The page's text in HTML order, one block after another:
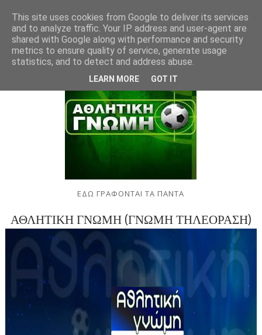
ΕΔΩ ΓΡΑΦΟΝΤΑΙ ΤΑ ΠΑΝΤΑ
ΑΘΛΗΤΙΚΗ ΓΝΩΜΗ (ΓΝΩΜΗ ΤΗΛΕΟΡΑΣΗ)
This site uses cookies from Google to deliver its services
and to analyze traffic. Your IP address and user-agent are
shared with Google along with performance and security
metrics to ensure quality of service, generate usage
statistics, and to detect and address abuse.
LEARN MORE GOT IT